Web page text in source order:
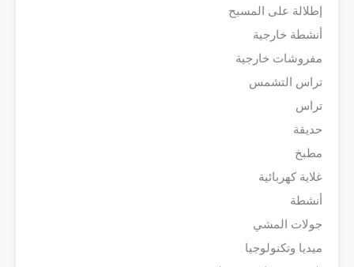
إطلالة على المسبح
أنشطة خارجية
مفروشات خارجية
تراس التشمس
تراس
حديقة
مطبخ
غلاية كهربائية
أنشطة
جولات المشي
ميديا وتكنولوجيا